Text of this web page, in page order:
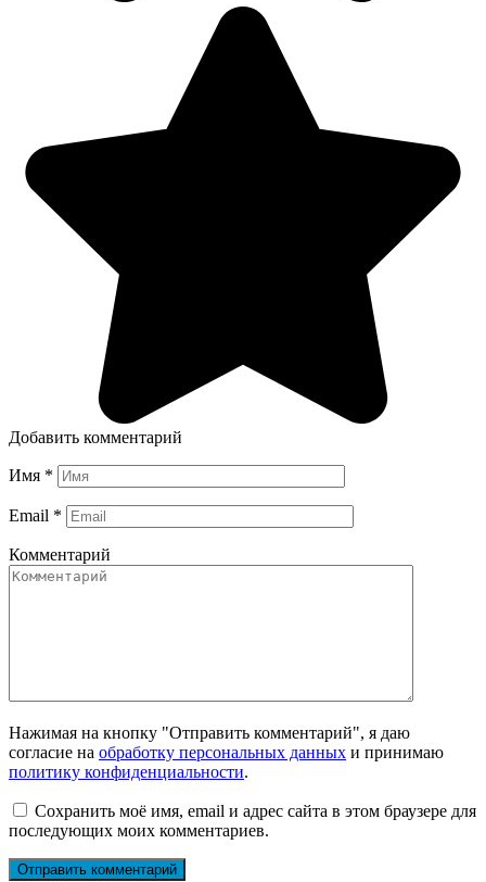
Добавить комментарий
Имя *
Email *
Комментарий
Нажимая на кнопку "Отправить комментарий", я даю
согласие на обработку персональных данных и принимаю
политику конфиденциальности.
Сохранить моё имя, email и адрес сайта в этом браузере для
последующих моих комментариев.